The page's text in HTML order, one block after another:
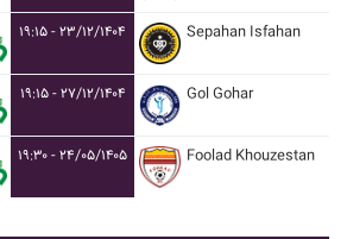
۱۹:۱۵ - ۲۳/۱۲/۱۴۰۴ Sepahan Isfahan
۱۹:۱۵ - ۲۷/۱۲/۱۴۰۴ Gol Gohar
۱۹:۳۰ - ۲۴/۰۵/۱۴۰۵ Foolad Khouzestan